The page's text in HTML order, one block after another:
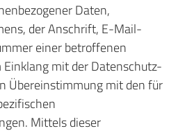
Daten,
der Anschrift, E-Mail-
einer betroffenen
mit der Datenschutz-
Übereinstimmung mit den für
Mittels dieser